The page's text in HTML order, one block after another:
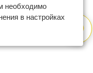
необходимо
в настройках